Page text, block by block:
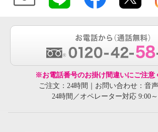
※お電話番号のお掛け間違いにご注意
ご注文：24時間｜お問い合わせ：音
24時間／オペレーター対応 9:00